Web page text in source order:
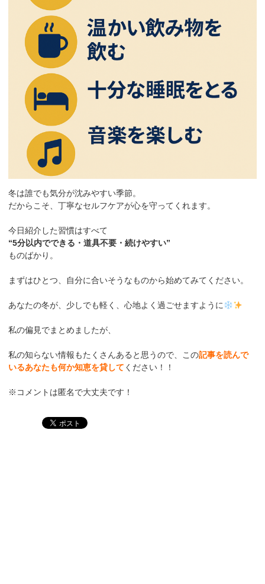
冬は誰でも気分が沈みやすい季節。
だからこそ、丁寧なセルフケアが心を守ってくれます。
今日紹介した習慣はすべて
“5分以内でできる・道具不要・続けやすい”
ものばかり。
まずはひとつ、自分に合いそうなものから始めてみてください。
あなたの冬が、少しでも軽く、心地よく過ごせますように
私の偏見でまとめましたが、
私の知らない情報もたくさんあると思うので、この記事を読んで
いるあなたも何か知恵を貸して ください！！
※コメントは匿名で大丈夫です！